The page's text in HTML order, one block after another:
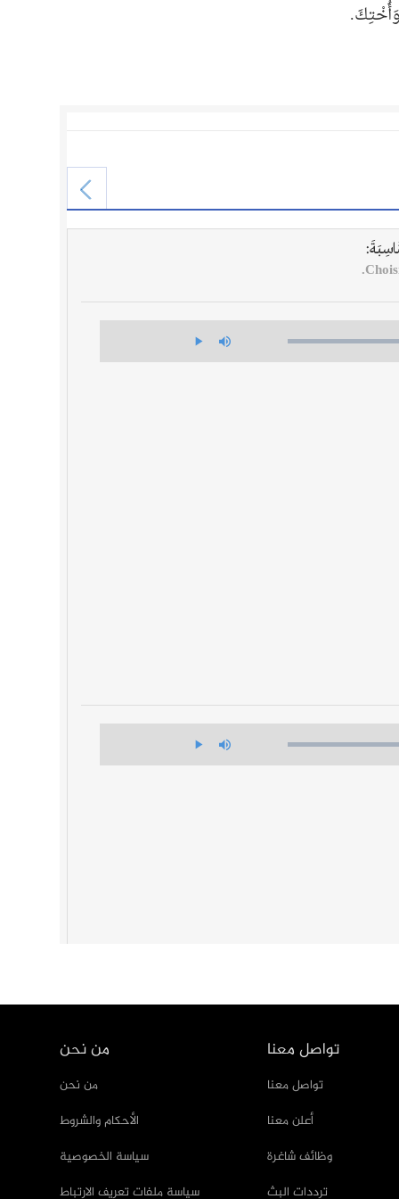
من نحن
من نحن
الأحكام والشروط
سياسة الخصوصية
سياسة ملفات تعريف الارتباط
تواصل معنا
تواصل معنا
أعلن معنا
وظائف شاغرة
ترددات البث